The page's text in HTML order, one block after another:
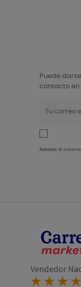
Puede
contacto en
Autorizo el